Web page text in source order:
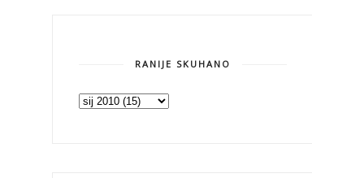
RANIJE SKUHANO